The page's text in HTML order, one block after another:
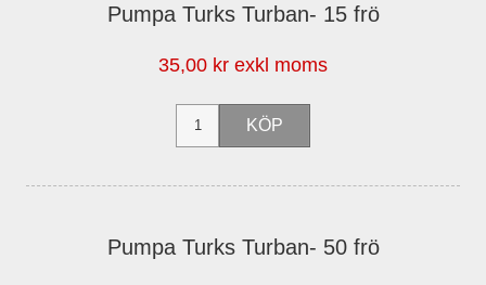
Pumpa Turks Turban- 15 frö
35,00 kr exkl moms
Pumpa Turks Turban- 50 frö